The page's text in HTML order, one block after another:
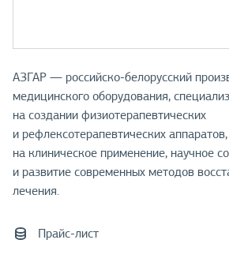
АЗГАР — российско-белорусский
медицинского оборудования,
на создании физиотерапевтических
и рефлексотерапевтических
на клиническое применение, научное
и развитие современных методов
лечения.
Прайс-лист